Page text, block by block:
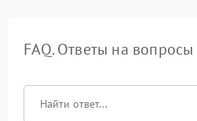
FAQ. Ответы на вопросы